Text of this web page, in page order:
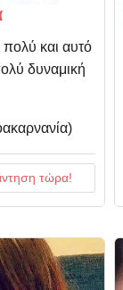
πολύ και αυτό
δυναμική
τώρα!